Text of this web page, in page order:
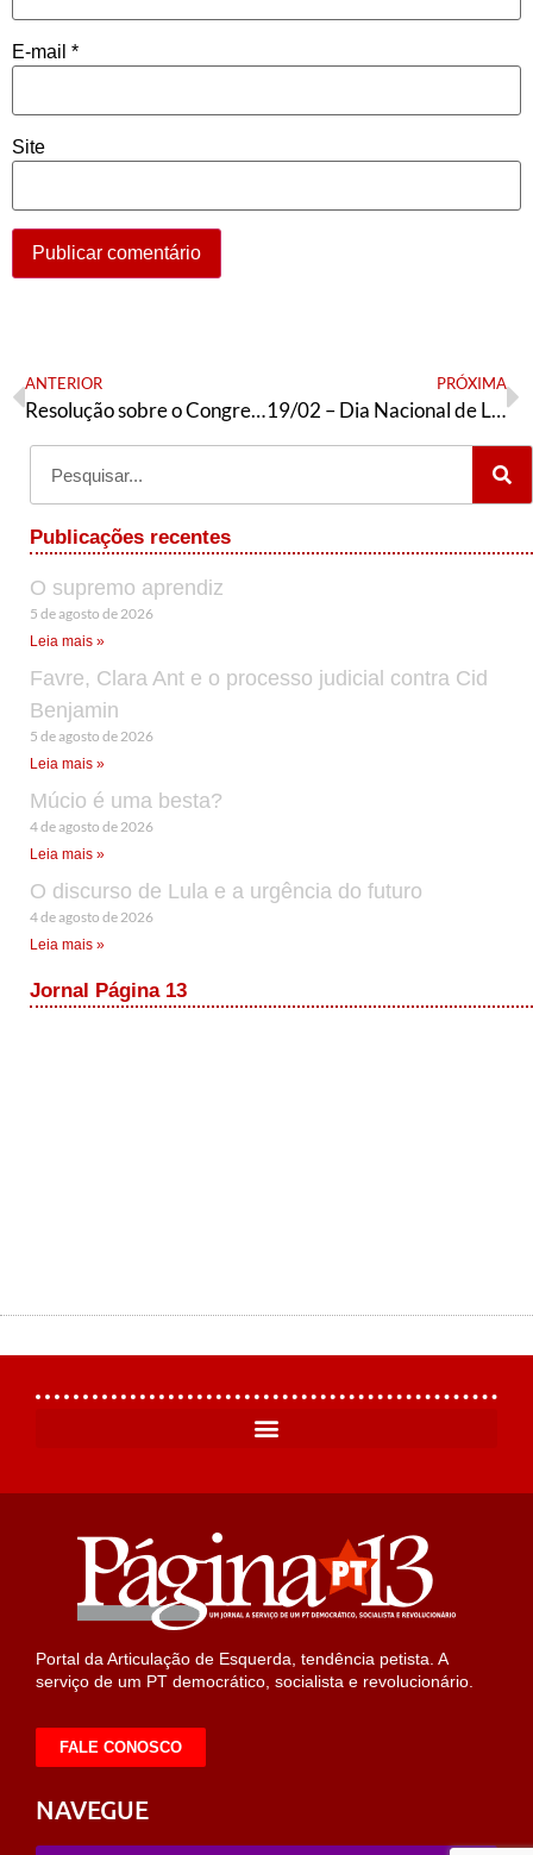
E-mail *
Site
ANTERIOR
Resolução sobre o Congresso do Povo
PRÓXIMA
19/02 – Dia Nacional de Lutas contra reforma da Previdência
Publicações recentes
O supremo aprendiz
5 de agosto de 2026
Leia mais »
Favre, Clara Ant e o processo judicial contra Cid
Benjamin
5 de agosto de 2026
Leia mais »
Múcio é uma besta?
4 de agosto de 2026
Leia mais »
O discurso de Lula e a urgência do futuro
4 de agosto de 2026
Leia mais »
Jornal Página 13
Portal da Articulação de Esquerda, tendência petista. A
serviço de um PT democrático, socialista e revolucionário.
FALE CONOSCO
NAVEGUE